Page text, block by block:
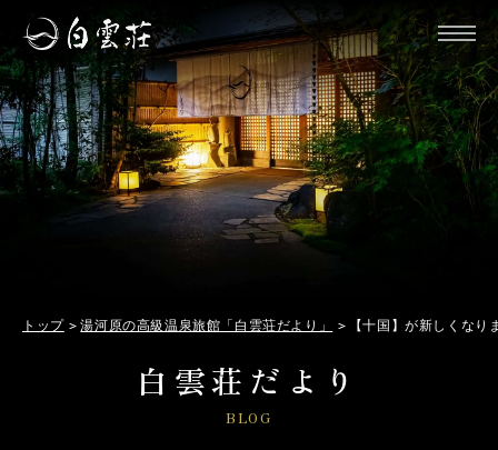
トップ 湯河原の高級温泉旅館「白雲荘だより」 【十国】が新しくなり
白雲荘だより
BLOG